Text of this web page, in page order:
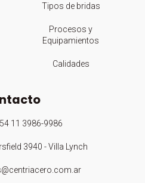
Tipos de bridas
Procesos y
Equipamientos
Calidades
11 3986-9986
3940 - Villa Lynch